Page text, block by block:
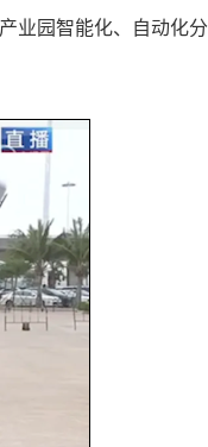
业园智能化、自动化分